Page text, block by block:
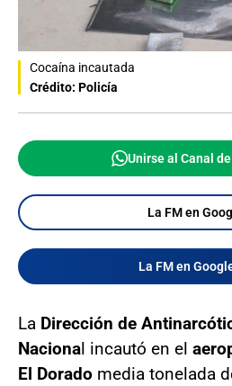
Cocaína incautada
Crédito: Policía
Unirse al Canal
La FM en
La FM en
La Dirección de
Nacional incautó en el
El Dorado media tonelada